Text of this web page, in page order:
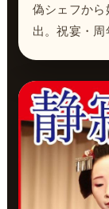
偽シェフか
出。祝宴・周